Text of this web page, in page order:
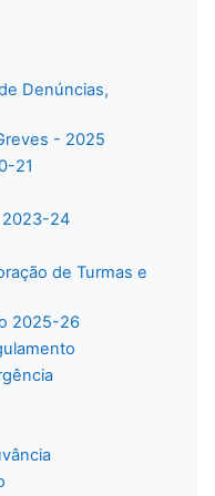
Denúncias,
- 2025
21
2023-24
de Turmas e
2025-26